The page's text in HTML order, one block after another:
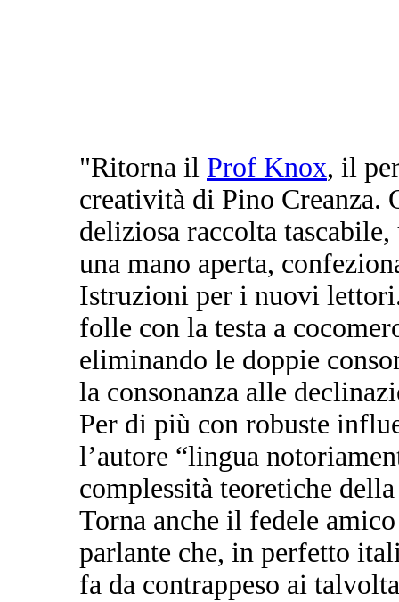
"Ritorna il Prof Knox, il
creatività di Pino Creanza.
deliziosa raccolta
una mano aperta,
Istruzioni per i nuovi
folle con la testa a
eliminando le doppie
la consonanza alle
Per di più con robuste
l’autore “lingua
complessità teoretiche
Torna anche il fedele
parlante che, in perfetto
fa da contrappeso ai